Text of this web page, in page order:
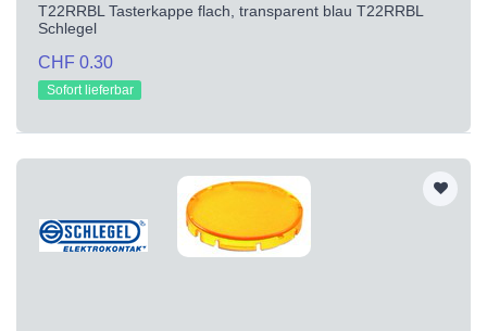
T22RRBL Tasterkappe flach, transparent blau T22RRBL
Schlegel
CHF 0.30
Sofort lieferbar